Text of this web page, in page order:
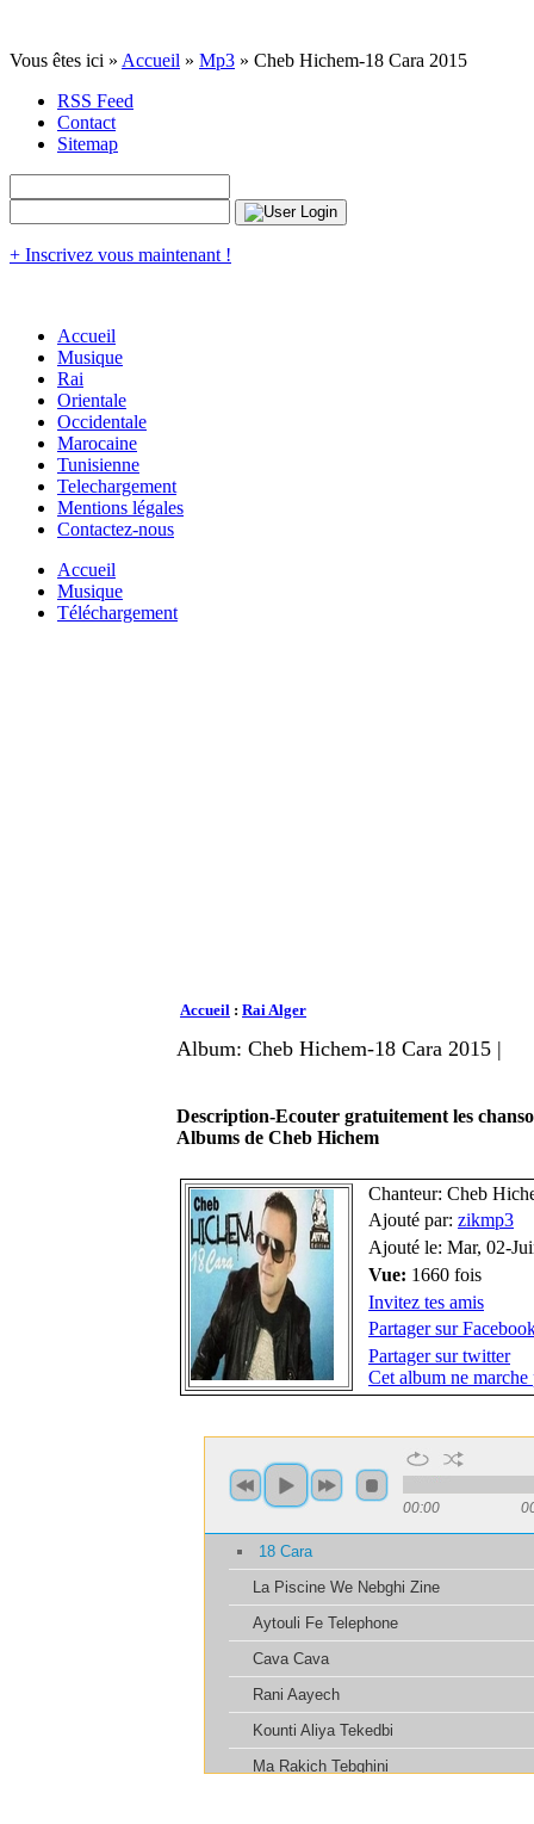
Vous êtes ici » Accueil » Mp3 » Cheb Hichem-18 Cara 2015
RSS Feed
Contact
Sitemap
+ Inscrivez vous maintenant !
Accueil
Musique
Rai
Orientale
Occidentale
Marocaine
Tunisienne
Telechargement
Mentions légales
Contactez-nous
Accueil
Musique
Téléchargement
Accueil : Rai Alger
Album: Cheb Hichem-18 Cara 2015 |
Description-Ecouter gratuitement les
Albums de Cheb Hichem
Chanteur: Cheb
Ajouté par: zikmp3
Ajouté le: Mar, 02-
Vue: 1660 fois
Invitez tes amis
Partager sur
Partager sur twitter
Cet album ne marche